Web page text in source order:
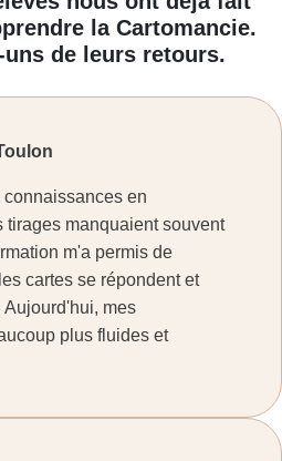
la Cartomancie.
de leurs retours.
en
tirages manquaient souvent
m'a permis de
cartes se répondent et
mes
plus fluides et